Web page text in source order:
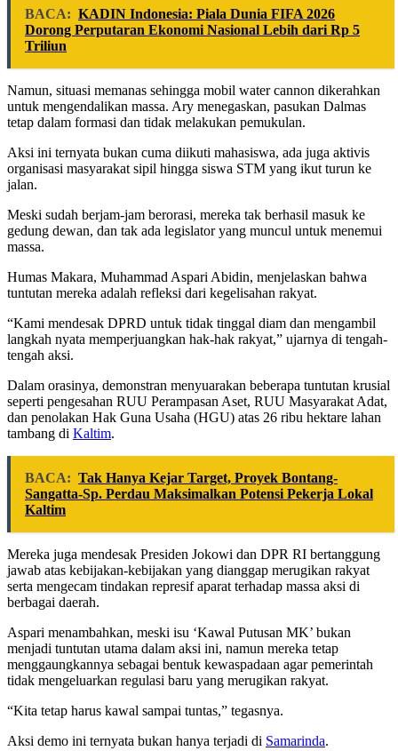
BACA: KADIN Indonesia: Piala Dunia FIFA 2026
Dorong Perputaran Ekonomi Nasional Lebih dari Rp 5
Triliun
Namun, situasi memanas sehingga mobil water cannon dikerahkan
untuk mengendalikan massa. Ary menegaskan, pasukan Dalmas
tetap dalam formasi dan tidak melakukan pemukulan.
Aksi ini ternyata bukan cuma diikuti mahasiswa, ada juga aktivis
organisasi masyarakat sipil hingga siswa STM yang ikut turun ke
jalan.
Meski sudah berjam-jam berorasi, mereka tak berhasil masuk ke
gedung dewan, dan tak ada legislator yang muncul untuk menemui
massa.
Humas Makara, Muhammad Aspari Abidin, menjelaskan bahwa
tuntutan mereka adalah refleksi dari kegelisahan rakyat.
“Kami mendesak DPRD untuk tidak tinggal diam dan mengambil
langkah nyata memperjuangkan hak-hak rakyat,” ujarnya di tengah-
tengah aksi.
Dalam orasinya, demonstran menyuarakan beberapa tuntutan krusial
seperti pengesahan RUU Perampasan Aset, RUU Masyarakat Adat,
dan penolakan Hak Guna Usaha (HGU) atas 26 ribu hektare lahan
tambang di Kaltim.
BACA: Tak Hanya Kejar Target, Proyek Bontang-
Sangatta-Sp. Perdau Maksimalkan Potensi Pekerja Lokal
Kaltim
Mereka juga mendesak Presiden Jokowi dan DPR RI bertanggung
jawab atas kebijakan-kebijakan yang dianggap merugikan rakyat
serta mengecam tindakan represif aparat terhadap massa aksi di
berbagai daerah.
Aspari menambahkan, meski isu ‘Kawal Putusan MK’ bukan
menjadi tuntutan utama dalam aksi ini, namun mereka tetap
menggaungkannya sebagai bentuk kewaspadaan agar pemerintah
tidak mengeluarkan regulasi baru yang merugikan rakyat.
“Kita tetap harus kawal sampai tuntas,” tegasnya.
Aksi demo ini ternyata bukan hanya terjadi di Samarinda.